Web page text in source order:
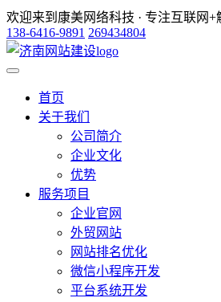
欢迎来到康美网络科技 · 专注互联网+
138-6416-9891 269434804
首页
关于我们
公司简介
企业文化
优势
服务项目
企业官网
外贸网站
网站排名优化
微信小程序开发
平台系统开发